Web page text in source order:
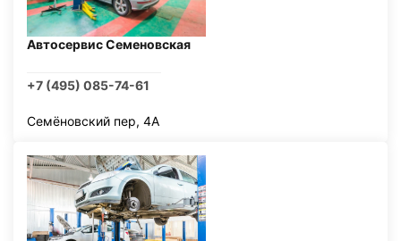
Автосервис Семеновская
+7 (495) 085-74-61
Семёновский пер, 4А